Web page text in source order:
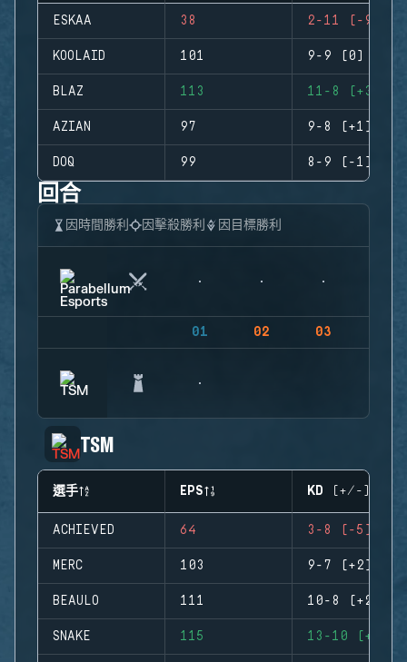
ESKAA 38 2-11 (-9)
KOOLAID 101 9-9 (0)
BLAZ 113 11-8 (+3)
AZIAN 97 9-8 (+1)
DOQ 99 8-9 (-1)
回合
因時間勝利 因擊殺勝利 因目標勝利
01 02 03
TSM
選手 EPS KD (+/-)
ACHIEVED 64 3-8 (-5)
MERC 103 9-7 (+2)
BEAULO 111 10-8 (+2)
SNAKE 115 13-10 (+3)